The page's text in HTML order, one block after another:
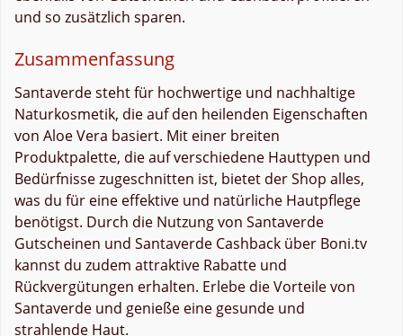
und so zusätzlich sparen.
Zusammenfassung
Santaverde steht für hochwertige und nachhaltige
Naturkosmetik, die auf den heilenden Eigenschaften
von Aloe Vera basiert. Mit einer breiten
Produktpalette, die auf verschiedene Hauttypen und
Bedürfnisse zugeschnitten ist, bietet der Shop alles,
was du für eine effektive und natürliche Hautpflege
benötigst. Durch die Nutzung von Santaverde
Gutscheinen und Santaverde Cashback über Boni.tv
kannst du zudem attraktive Rabatte und
Rückvergütungen erhalten. Erlebe die Vorteile von
Santaverde und genieße eine gesunde und
strahlende Haut.